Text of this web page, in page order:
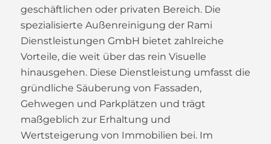
geschäftlichen oder privaten Bereich. Die
spezialisierte Außenreinigung der Rami
Dienstleistungen GmbH bietet zahlreiche
Vorteile, die weit über das rein Visuelle
hinausgehen. Diese Dienstleistung umfasst die
gründliche Säuberung von Fassaden,
Gehwegen und Parkplätzen und trägt
maßgeblich zur Erhaltung und
Wertsteigerung von Immobilien bei. Im